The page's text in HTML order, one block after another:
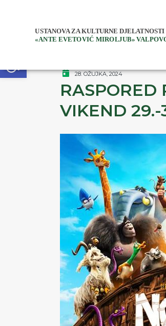
28. OŽUJKA, 2024
RASPORED
VIKEND 29.-